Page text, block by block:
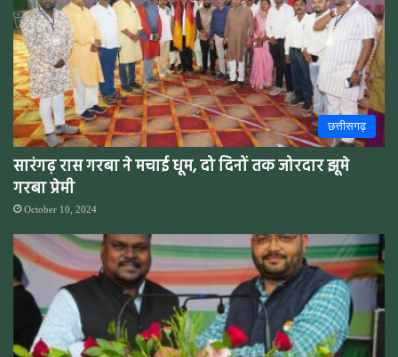
छत्तीसगढ़
सारंगढ़ रास गरबा ने मचाई धूम, दो दिनों तक जोरदार झूमे
गरबा प्रेमी
October 10, 2024